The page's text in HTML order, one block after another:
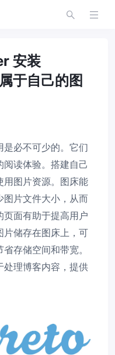
安装
于自己的图
必不可少的。它们
读体验。搭建自己
用图片资源。图床能
片文件大小，从而
页面有助于提高用户
片储存在图床上，可
存储空间和带宽。
处理博客内容，提供